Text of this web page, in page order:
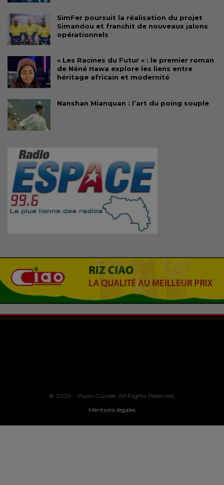
SimFer poursuit la réalisation du projet
Simandou et franchit de nouveaux jalons
opérationnels
« Les Racines du Futur » : le premier roman
de Néné Hawa explore les liens entre
héritage africain et modernité
Nanshan Mianquan : l’art du poing souple
© 2026 - Vision Guinee. All Rights Reserved.
Mentions légales